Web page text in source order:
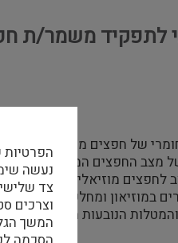
לתפקיד משמר/ת
צד
וצרכים
המשך